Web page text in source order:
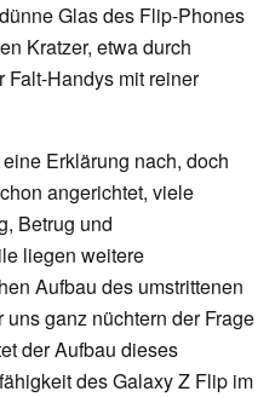
Glas des Flip-Phones
Kratzer, etwa durch
Falt-Handys mit reiner
Erklärung nach, doch
angerichtet, viele
Betrug und
liegen weitere
Aufbau des umstrittenen
ganz nüchtern der Frage
der Aufbau dieses
des Galaxy Z Flip im